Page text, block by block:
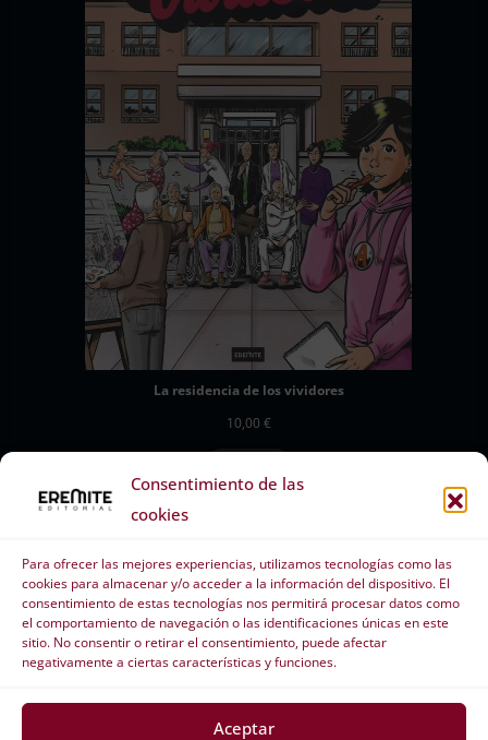
Consentimiento de las
cookies
Para ofrecer las mejores experiencias, utilizamos tecnologías como las
cookies para almacenar y/o acceder a la información del dispositivo. El
consentimiento de estas tecnologías nos permitirá procesar datos como
el comportamiento de navegación o las identificaciones únicas en este
sitio. No consentir o retirar el consentimiento, puede afectar
negativamente a ciertas características y funciones.
Aceptar
La residencia de los vividores
10,00 €